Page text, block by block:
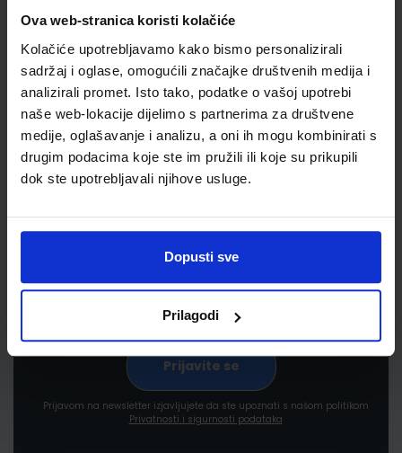
Ova web-stranica koristi kolačiće
Kolačiće upotrebljavamo kako bismo personalizirali
sadržaj i oglase, omogućili značajke društvenih medija i
analizirali promet. Isto tako, podatke o vašoj upotrebi
naše web-lokacije dijelimo s partnerima za društvene
medije, oglašavanje i analizu, a oni ih mogu kombinirati s
drugim podacima koje ste im pružili ili koje su prikupili
dok ste upotrebljavali njihove usluge.
Dopusti sve
Prilagodi
Newsletter prijava
Prijavite se kako bi primali informacije o novim
proizvodima i uslugama, akcijama i drugim
pogodnostima
Prijavom na newsletter izjavljujete da ste upoznati s našom politikom
Privatnosti i sigurnosti podataka